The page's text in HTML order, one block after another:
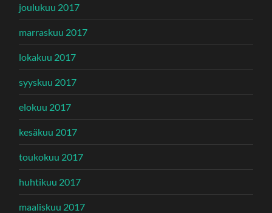
joulukuu 2017
marraskuu 2017
lokakuu 2017
syyskuu 2017
elokuu 2017
kesäkuu 2017
toukokuu 2017
huhtikuu 2017
maaliskuu 2017